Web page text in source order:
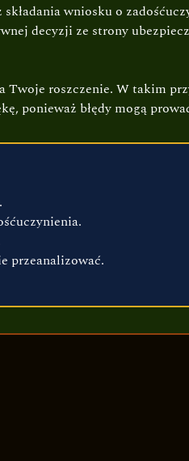
wniosku o
decyzji ze strony
roszczenie. W takim
ponieważ błędy mogą
przeanalizować.